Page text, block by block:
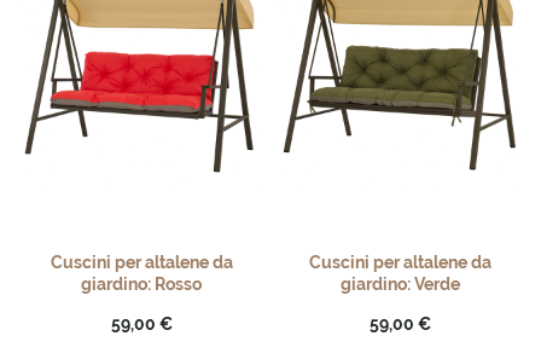
Cuscini per altalene da
giardino: Rosso
59,00 €
Cuscini per altalene da
giardino: Verde
59,00 €